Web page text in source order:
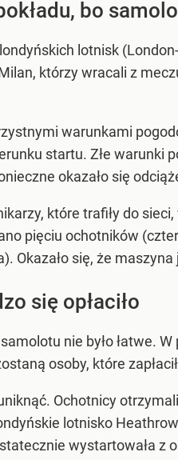
bo
lotnisk
którzy wracali z
warunkami
startu. Złe
okazało się
które trafiły do
pięciu ochotników
Okazało się, że
się opłaciło
nie było łatwe.
osoby, które
Ochotnicy
lotnisko
wystartowała z